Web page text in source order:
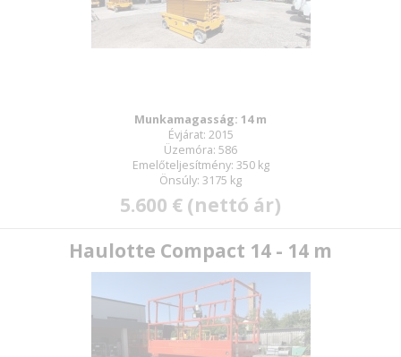
Munkamagasság: 14 m
Évjárat: 2015
Üzemóra: 586
Emelőteljesítmény: 350 kg
Önsúly: 3175 kg
5.600 € (nettó ár)
Haulotte Compact 14 - 14 m